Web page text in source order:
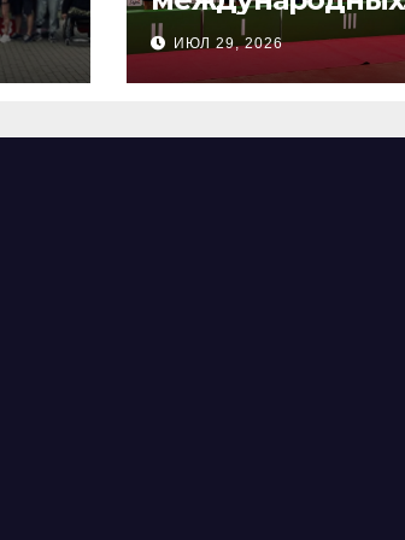
соревнованиях
настольного
тенниса ПОДА
ИЮЛ 29, 2026